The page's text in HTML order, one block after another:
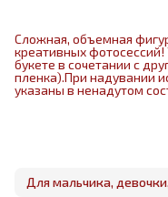
Сложная, объемная
креативных
букете в сочетании с
пленка).При надувании
указаны в ненадутом
Для мальчика,